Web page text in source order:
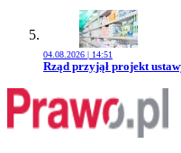
04.08.2026 | 14:51
Przejdź do artykułu:
Rząd przyjął projekt